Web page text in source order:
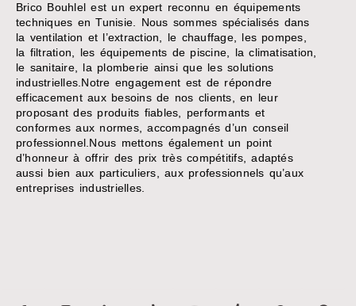
Brico Bouhlel est un expert reconnu en équipements
techniques en Tunisie. Nous sommes spécialisés dans
la ventilation et l’extraction, le chauffage, les pompes,
la filtration, les équipements de piscine, la climatisation,
le sanitaire, la plomberie ainsi que les solutions
industrielles.Notre engagement est de répondre
efficacement aux besoins de nos clients, en leur
proposant des produits fiables, performants et
conformes aux normes, accompagnés d’un conseil
professionnel.Nous mettons également un point
d’honneur à offrir des prix très compétitifs, adaptés
aussi bien aux particuliers, aux professionnels qu’aux
entreprises industrielles.